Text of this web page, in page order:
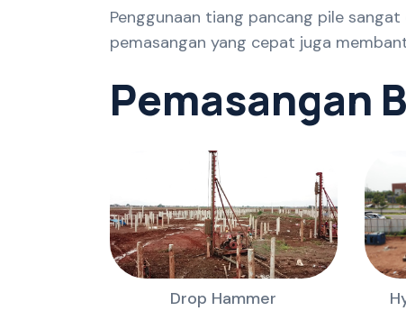
Penggunaan tiang pancang pile
pemasangan yang cepat juga
Pemasangan B
Drop Hammer